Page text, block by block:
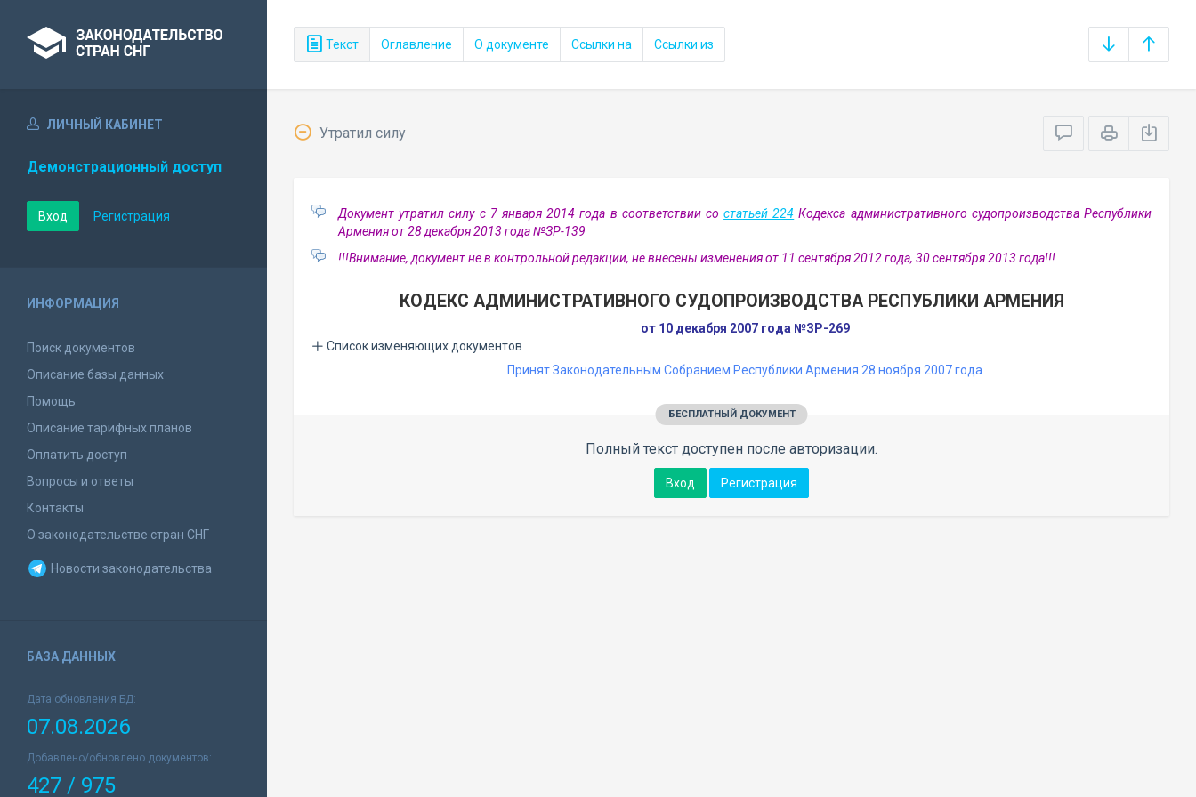
Текст Оглавление О документе Ссылки на Ссылки из
ЛИЧНЫЙ КАБИНЕТ
Демонстрационный доступ
Вход Регистрация
ИНФОРМАЦИЯ
Поиск документов
Описание базы данных
Помощь
Описание тарифных планов
Оплатить доступ
Вопросы и ответы
Контакты
О законодательстве стран СНГ
Новости законодательства
БАЗА ДАННЫХ
Дата обновления БД:
07.08.2026
Добавлено/обновлено документов:
427 / 975
Утратил силу
Документ утратил силу с 7 января 2014 года в соответствии состатьей 224 Кодекса административного судопроизводства Республики
Армения от 28 декабря 2013 года №ЗР-139
!!!Внимание, документ не в контрольной редакции, не внесены изменения от 11 сентября 2012 года, 30 сентября 2013 года!!!
КОДЕКС АДМИНИСТРАТИВНОГО СУДОПРОИЗВОДСТВА РЕСПУБЛИКИ АРМЕНИЯ
от 10 декабря 2007 года №ЗР-269
Список изменяющих документов
Принят Законодательным Собранием Республики Армения 28 ноября 2007 года
БЕСПЛАТНЫЙ ДОКУМЕНТ
Полный текст доступен после авторизации.
Вход Регистрация